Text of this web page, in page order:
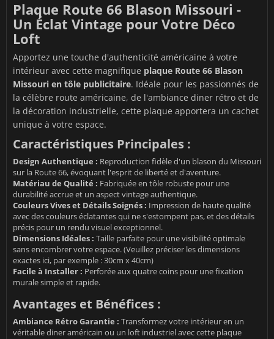
Plaque Route 66 Blason Missouri -
Un Éclat Vintage pour Votre Déco
Loft
Apportez une touche d'authenticité américaine à votre
intérieur avec cette magnifique plaque Route 66 Blason
Missouri en tôle publicitaire. Idéale pour les passionnés de
la célèbre route américaine, de l'ambiance diner rétro et de
la décoration industrielle, cette plaque apportera un cachet
unique à votre espace.
Caractéristiques Principales :
Design Authentique : Reproduction fidèle d'un blason du Missouri
sur la Route 66, évoquant l'esprit de liberté et d'aventure.
Matériau de Qualité : Fabriquée en tôle robuste pour une
durabilité accrue et un aspect vintage authentique.
Couleurs Vives et Détails Soignés : Impression de haute qualité
avec des couleurs éclatantes qui ne s'estompent pas, et des détails
précis pour un rendu visuel exceptionnel.
Dimensions Idéales : Taille parfaite pour une visibilité optimale
sans encombrer votre espace. (Veuillez préciser les dimensions
exactes ici, par exemple : 30cm x 40cm)
Facile à Installer : Perforée aux quatre coins pour une fixation
murale simple et rapide.
Avantages et Bénéfices :
Ambiance Rétro Garantie : Transformez votre intérieur en un
véritable diner américain ou un loft industriel avec cette plaque